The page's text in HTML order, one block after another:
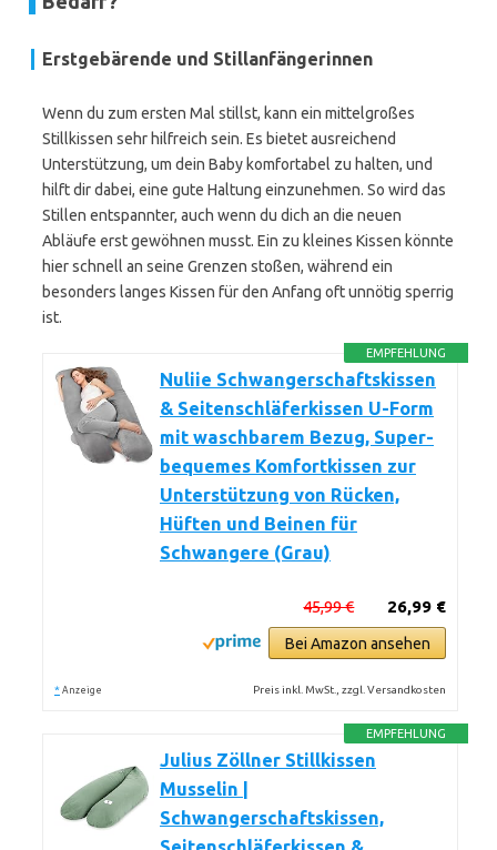
Erstgebärende und Stillanfängerinnen
Wenn du zum ersten Mal stillst, kann ein mittelgroßes
Stillkissen sehr hilfreich sein. Es bietet ausreichend
Unterstützung, um dein Baby komfortabel zu halten, und
hilft dir dabei, eine gute Haltung einzunehmen. So wird das
Stillen entspannter, auch wenn du dich an die neuen
Abläufe erst gewöhnen musst. Ein zu kleines Kissen könnte
hier schnell an seine Grenzen stoßen, während ein
besonders langes Kissen für den Anfang oft unnötig sperrig
ist.
EMPFEHLUNG
Nuliie Schwangerschaftskissen
& Seitenschläferkissen U-Form
mit waschbarem Bezug, Super-
bequemes Komfortkissen zur
Unterstützung von Rücken,
Hüften und Beinen für
Schwangere (Grau)
26,99 €
45,99 €
Bei Amazon ansehen
* Anzeige Preis inkl. MwSt., zzgl. Versandkosten
EMPFEHLUNG
Julius Zöllner Stillkissen
Musselin |
Schwangerschaftskissen,